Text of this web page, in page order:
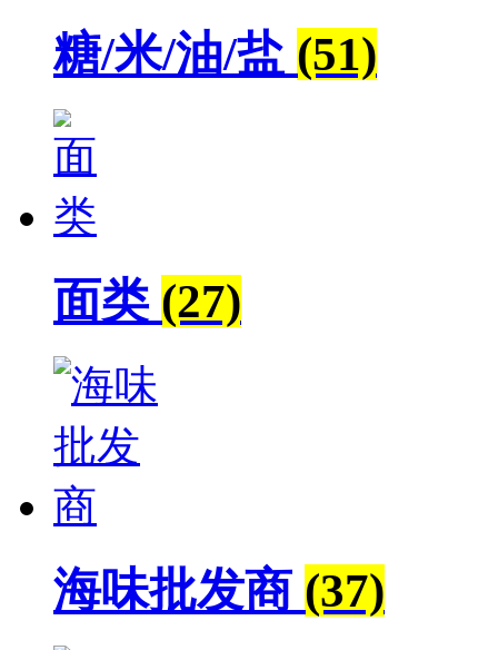
糖/米/油/盐 (51)
面类 (27)
海味批发商 (37)